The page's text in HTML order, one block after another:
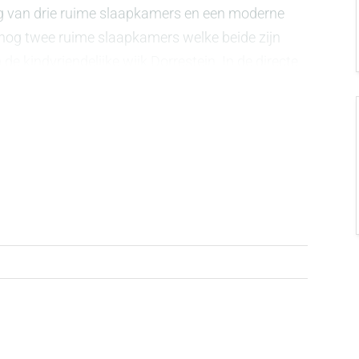
drie ruime slaapkamers en een moderne
twee ruime slaapkamers welke beide zijn
diverse basisscholen en sportvoorzieningen
en fonteintje), inbouwkasten en een
is voorzien van een eiken vloer en een